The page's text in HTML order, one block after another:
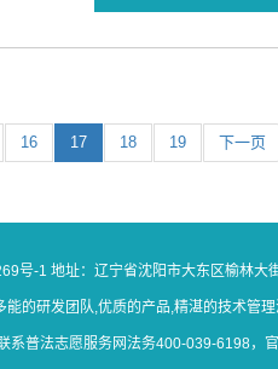
16 17 18 19 下一页
号-1 地址：辽宁省沈阳市大东区榆林大
的研发团队,优质的产品,精湛的技术管
普法志愿服务网法务400-039-6198，